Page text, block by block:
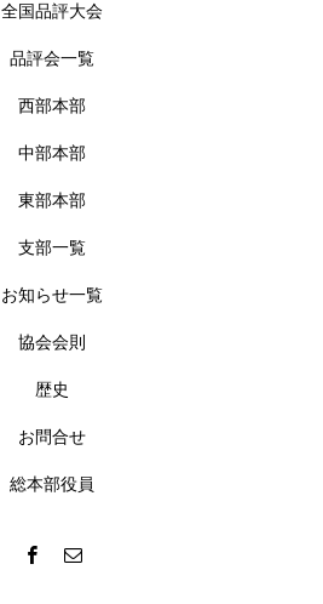
全国品評大会
品評会一覧
西部本部
中部本部
東部本部
支部一覧
お知らせ一覧
協会会則
歴史
お問合せ
総本部役員